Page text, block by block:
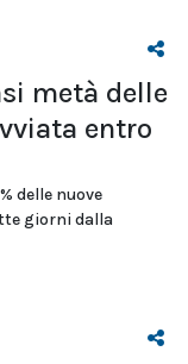
metà delle
entro
delle nuove
giorni dalla